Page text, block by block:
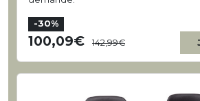
-30%
100,09 142,99